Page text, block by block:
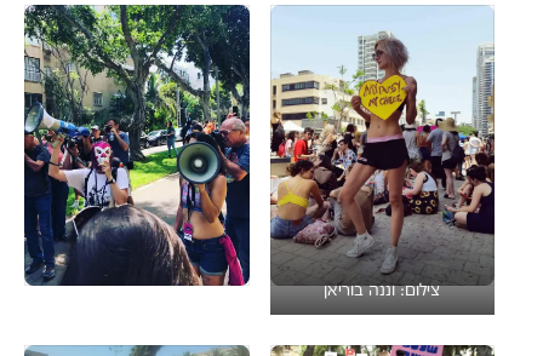
צילום: וננה בוריאן